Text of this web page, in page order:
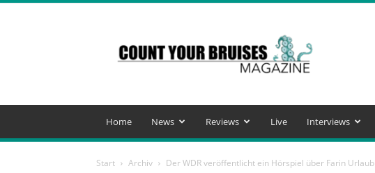
Your
Bruises
Magazine
Home News Reviews Live Interviews
Start Archiv Der WDR veröffentlicht ein Hörspiel über Farin Urlaub